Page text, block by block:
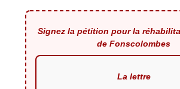
Signez la pétition pour la
de Fonscolombes
La lettre